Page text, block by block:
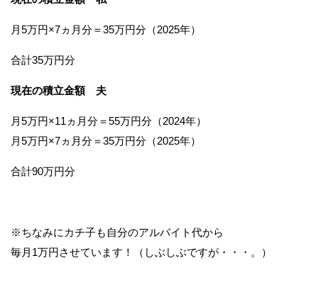
月5万円×7ヵ月分＝35万円分（2025年）
合計35万円分
現在の積立金額 夫
月5万円×11ヵ月分＝55万円分（2024年）
月5万円×7ヵ月分＝35万円分（2025年）
合計90万円分
※ちなみにカチ子も自分のアルバイト代から
毎月1万円させています！（しぶしぶですが・・・。）